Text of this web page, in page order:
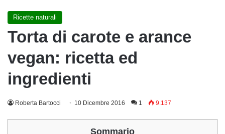
Ricette naturali
Torta di carote e arance
vegan: ricetta ed
ingredienti
Roberta Bartocci 10 Dicembre 2016 1 9.137
Sommario